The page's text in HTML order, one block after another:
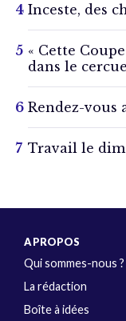
Inceste, des
« Cette
dans le
Rendez-vous
Travail le
A PROPOS
Qui sommes-nous ?
La rédaction
Boîte à idées